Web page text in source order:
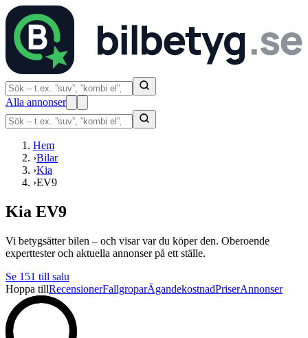
Alla annonser
Hem
›Bilar
›Kia
›EV9
Kia EV9
Vi betygsätter bilen – och visar var du köper den. Oberoende
experttester och aktuella annonser på ett ställe.
Se 151 till salu
Hoppa tillRecensionerFallgroparÄgandekostnadPriserAnnonser